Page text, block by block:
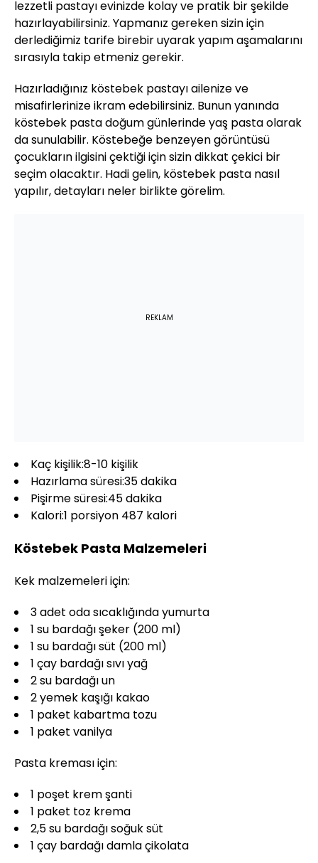
lezzetli pastayı evinizde kolay ve pratik bir şekilde
hazırlayabilirsiniz. Yapmanız gereken sizin için
derlediğimiz tarife birebir uyarak yapım aşamalarını
sırasıyla takip etmeniz gerekir.
Hazırladığınız köstebek pastayı ailenize ve
misafirlerinize ikram edebilirsiniz. Bunun yanında
köstebek pasta doğum günlerinde yaş pasta olarak
da sunulabilir. Köstebeğe benzeyen görüntüsü
çocukların ilgisini çektiği için sizin dikkat çekici bir
seçim olacaktır. Hadi gelin, köstebek pasta nasıl
yapılır, detayları neler birlikte görelim.
REKLAM
Kaç kişilik:8-10 kişilik
Hazırlama süresi:35 dakika
Pişirme süresi:45 dakika
Kalori:1 porsiyon 487 kalori
Köstebek Pasta Malzemeleri
Kek malzemeleri için:
3 adet oda sıcaklığında yumurta
1 su bardağı şeker (200 ml)
1 su bardağı süt (200 ml)
1 çay bardağı sıvı yağ
2 su bardağı un
2 yemek kaşığı kakao
1 paket kabartma tozu
1 paket vanilya
Pasta kreması için:
1 poşet krem şanti
1 paket toz krema
2,5 su bardağı soğuk süt
1 çay bardağı damla çikolata